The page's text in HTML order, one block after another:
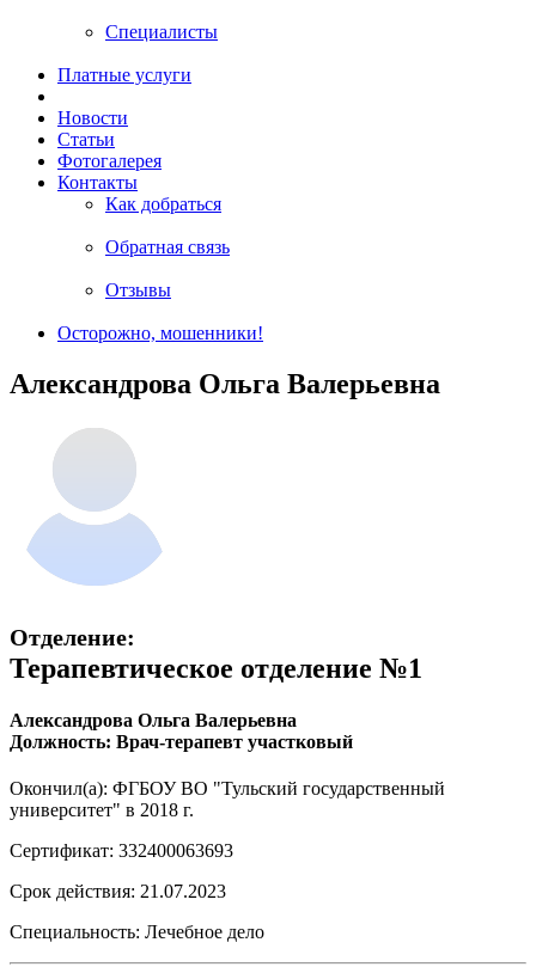
Специалисты
Платные услуги
Новости
Статьи
Фотогалерея
Контакты
Как добраться
Обратная связь
Отзывы
Осторожно, мошенники!
Александрова Ольга Валерьевна
Отделение:
Терапевтическое отделение №1
Александрова Ольга Валерьевна
Должность: Врач-терапевт участковый
Окончил(а): ФГБОУ ВО "Тульский государственный
университет" в 2018 г.
Сертификат: 332400063693
Срок действия: 21.07.2023
Специальность: Лечебное дело